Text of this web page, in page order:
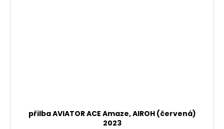
přilba AVIATOR ACE Amaze, AIROH (červená)
2023